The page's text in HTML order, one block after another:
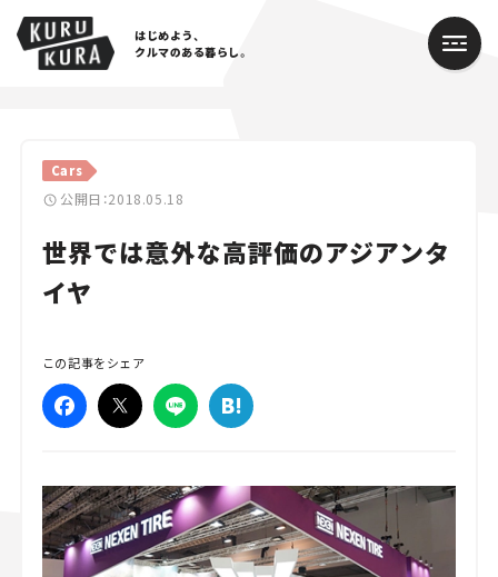
はじめよう、
クルマのある暮らし。
Cars
公開日：2018.05.18
世界では意外な高評価のアジアンタ
イヤ
この記事をシェア
Cars
Lifestyle
Traffic
Special
Series
人気のハッシュタグ
スズキ ジムニー｜Suzuki Jimny
スズキ｜Suzuki
マツダ｜Mazda
マツダ ロードスター｜Mazda Roadster